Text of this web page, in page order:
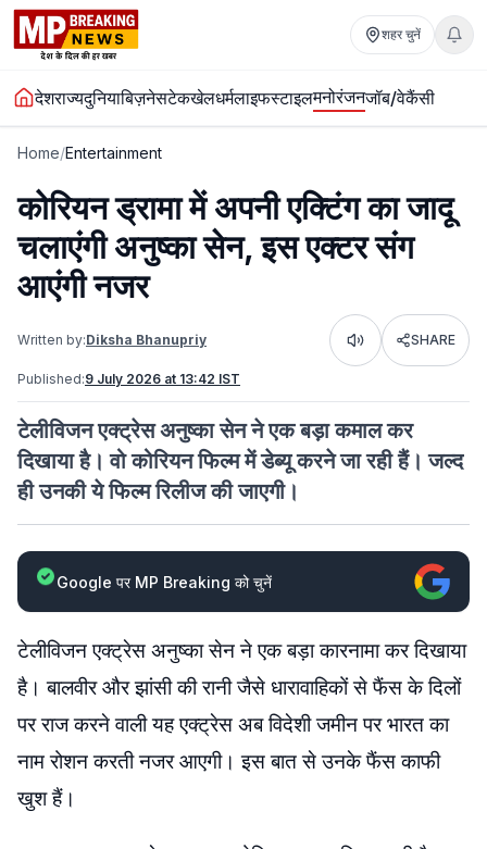
शहर चुनें
देशराज्यदुनियाबिज़नेसटेकखेलधर्मलाइफस्टाइलमनोरंजनजॉब/वेकैंसी
Home/Entertainment
कोरियन ड्रामा में अपनी एक्टिंग का जादू
चलाएंगी अनुष्का सेन, इस एक्टर संग
आएंगी नजर
Written by:Diksha Bhanupriy Listen SHARE
Published:9 July 2026 at 13:42 IST
टेलीविजन एक्ट्रेस अनुष्का सेन ने एक बड़ा कमाल कर
दिखाया है। वो कोरियन फिल्म में डेब्यू करने जा रही हैं। जल्द
ही उनकी ये फिल्म रिलीज की जाएगी।
Google पर MP Breaking को चुनें
टेलीविजन एक्ट्रेस अनुष्का सेन ने एक बड़ा कारनामा कर दिखाया
है। बालवीर और झांसी की रानी जैसे धारावाहिकों से फैंस के दिलों
पर राज करने वाली यह एक्ट्रेस अब विदेशी जमीन पर भारत का
नाम रोशन करती नजर आएगी। इस बात से उनके फैंस काफी
खुश हैं।